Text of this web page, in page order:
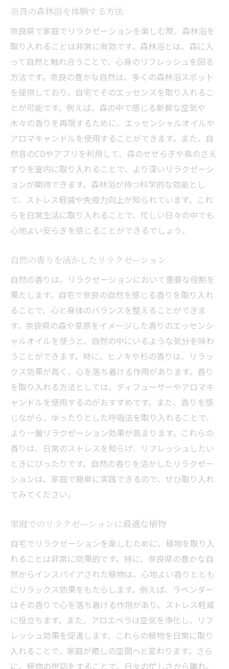
奈良の森林浴を体験する方法
奈良県で家庭でリラクゼーションを楽しむ際、森林浴を
取り入れることは非常に有効です。森林浴とは、森に入
って自然と触れ合うことで、心身のリフレッシュを図る
方法です。奈良の豊かな自然は、多くの森林浴スポット
を提供しており、自宅でそのエッセンスを取り入れるこ
とが可能です。例えば、森の中で感じる新鮮な空気や
木々の香りを再現するために、エッセンシャルオイルや
アロマキャンドルを使用することができます。また、自
然音のCDやアプリを利用して、森のせせらぎや鳥のさえ
ずりを室内に取り入れることで、より深いリラクゼーシ
ョンが期待できます。森林浴が持つ科学的な効能とし
て、ストレス軽減や免疫力向上が知られています。これ
らを日常生活に取り入れることで、忙しい日々の中でも
心地よい安らぎを感じることができるでしょう。
自然の香りを活かしたリラクゼーション
自然の香りは、リラクゼーションにおいて重要な役割を
果たします。自宅で奈良の自然を感じる香りを取り入れ
ることで、心と身体のバランスを整えることができま
す。奈良県の森や草原をイメージした香りのエッセンシ
ャルオイルを使うと、自然の中にいるような気分を味わ
うことができます。特に、ヒノキや杉の香りは、リラッ
クス効果が高く、心を落ち着ける作用があります。香り
を取り入れる方法としては、ディフューザーやアロマキ
ャンドルを使用するのがおすすめです。また、香りを感
じながら、ゆったりとした呼吸法を取り入れることで、
より一層リラクゼーション効果が高まります。これらの
香りは、日常のストレスを和らげ、リフレッシュしたい
ときにぴったりです。自然の香りを活かしたリラクゼー
ションは、家庭で簡単に実践できるので、ぜひ取り入れ
てみてください。
家庭でのリラクゼーションに最適な植物
自宅でリラクゼーションを楽しむために、植物を取り入
れることは非常に効果的です。特に、奈良県の豊かな自
然からインスパイアされた植物は、心地よい香りととも
にリラックス効果をもたらします。例えば、ラベンダー
はその香りで心を落ち着ける作用があり、ストレス軽減
に役立ちます。また、アロエベラは空気を浄化し、リフ
レッシュ効果を促進します。これらの植物を日常に取り
入れることで、家庭が癒しの空間へと変わります。さら
に、植物の世話をすることで、日々の忙しさから離れ、